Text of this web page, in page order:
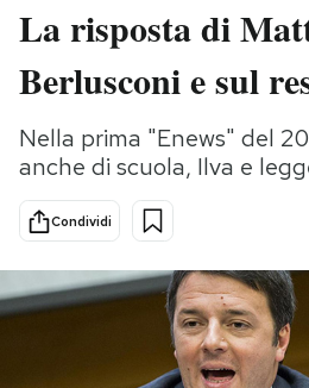
Italia
Politica
Tecnologia
Internet
Scienza
Cultura
Economia
Sport
La risposta di
Berlusconi e sul
Nella prima "Enews" del
anche di scuola, Ilva e
Condividi